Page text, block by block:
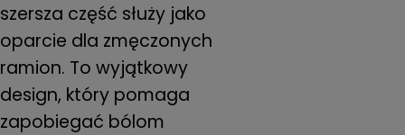
szersza część służy jako
oparcie dla zmęczonych
ramion. To wyjątkowy
design, który pomaga
zapobiegać bólom